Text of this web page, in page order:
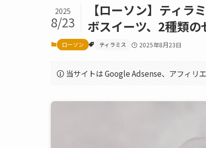
【ローソン】ティラ
ボスイーツ、2種類
2025
8/23
ローソン ティラミス 2025年8月23日
当サイトは Google Adsense、アフィリ